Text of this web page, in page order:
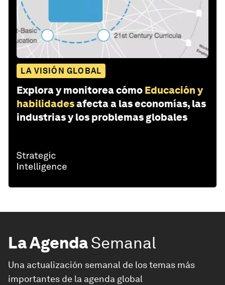
LA VISIÓN GLOBAL
Explora y monitorea cómo Educación y
habilidadesafecta a las economías, las
industrias y los problemas globales
La AgendaSemanal
Una actualización semanal de los temas más
importantes de la agenda global